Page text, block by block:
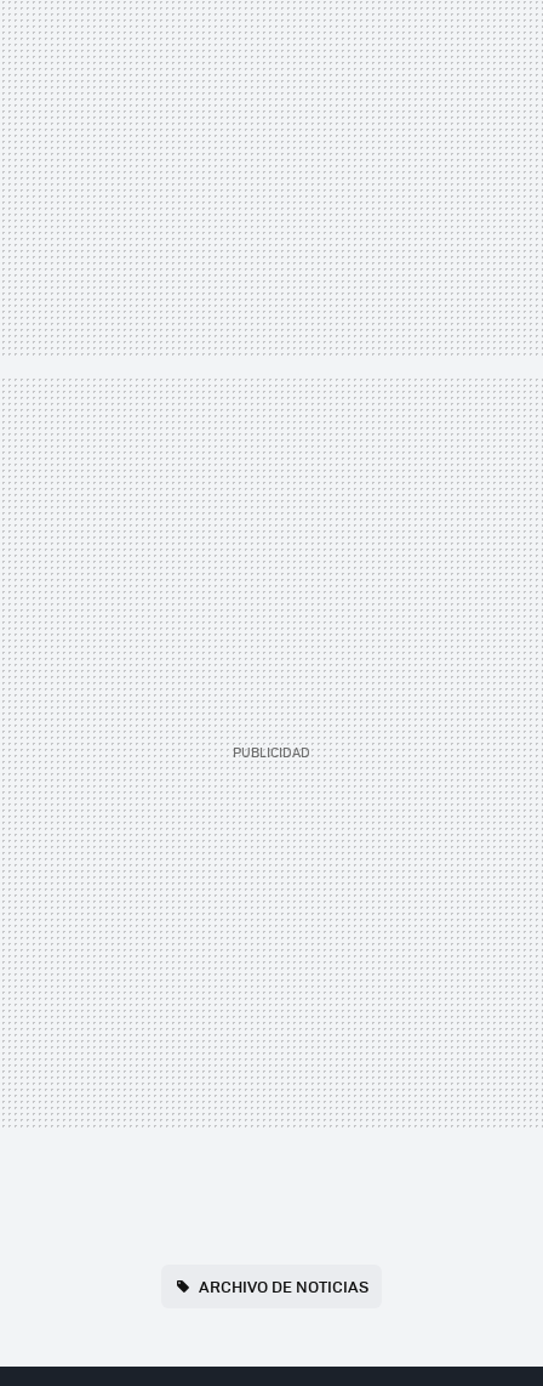
ARCHIVO DE NOTICIAS